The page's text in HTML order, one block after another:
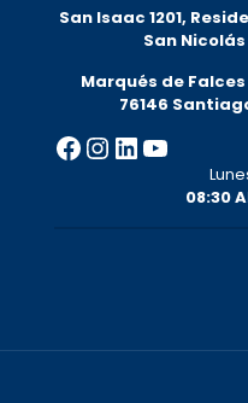
San Isaac 1201,
San
Marqués de
76146
Facebook
Instagram
LinkedIn
YouTube
08:30